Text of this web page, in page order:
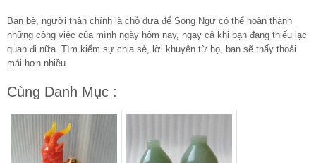
Bạn bè, người thân chính là chỗ dựa để Song Ngư có thể hoàn thành
những công việc của mình ngày hôm nay, ngay cả khi bạn đang thiếu lạc
quan đi nữa. Tìm kiếm sự chia sẻ, lời khuyên từ họ, bạn sẽ thấy thoải
mái hơn nhiều.
Cùng Danh Mục :